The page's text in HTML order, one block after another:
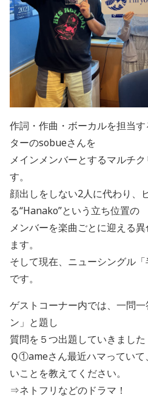
作詞・作曲・ボーカルを担当
ターのsobueさんを
メインメンバーとするマルチ
す。
顔出しをしない2人に代わり、
る“Hanako”という立ち位置の
メンバーを楽曲ごとに迎える
ます。
そして現在、ニューシングル
です。
ゲストコーナー内では、一問
ン」と題し
質問を５つ出題していきました
Ｑ①ameさん最近ハマってい
いことを教えてください。
⇒ネトフリなどのドラマ！